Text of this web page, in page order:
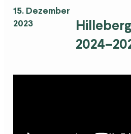
15. Dezember
2023